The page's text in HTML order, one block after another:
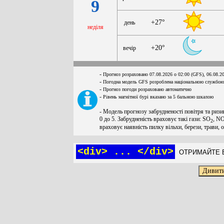
9
неділя
день +27°
вечір +20°
- Прогноз розраховано 07.08.2026 о 02:00 (GFS),
- Погодна модель GFS розроблена національною
- Прогноз погоди розраховано автоматично
- Рівень магнітної бурі вказано за 5 бальною шкалою
- Модель прогнозу забрудненості повітря та
0 до 5. Забрудненість враховує такі гази: SO2 ,
враховує наявність пилку вільхи, берези, трави,
<div> ... </div> ОТРИМАЙТЕ